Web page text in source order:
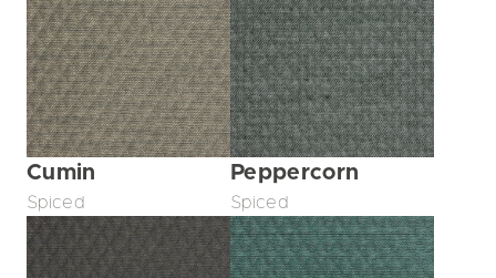
Cumin
Spiced
Peppercorn
Spiced